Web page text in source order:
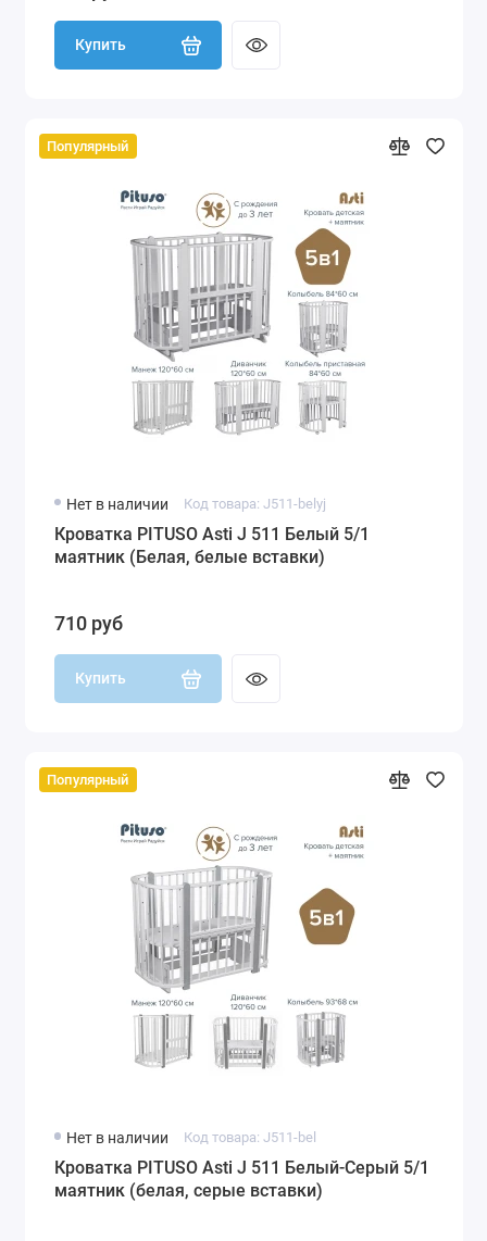
Купить
Популярный
Нет в наличии Код товара: J511-belyj
Кроватка PITUSO Asti J 511 Белый 5/1
маятник (Белая, белые вставки)
710 руб
Купить
Популярный
Нет в наличии Код товара: J511-bel
Кроватка PITUSO Asti J 511 Белый-Серый 5/1
маятник (белая, серые вставки)